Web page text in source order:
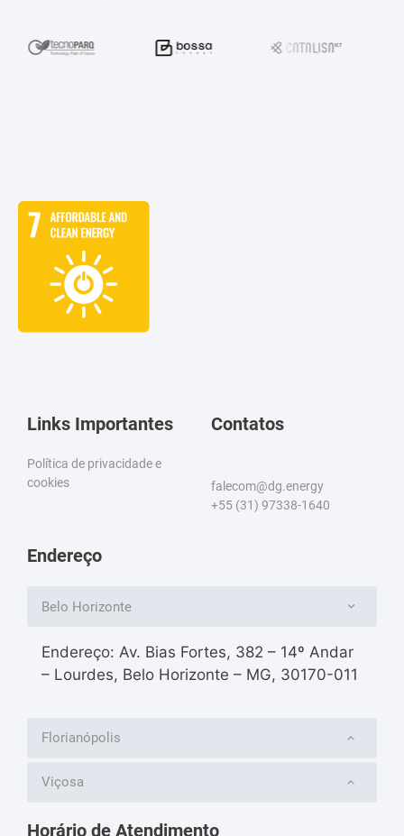
Links Importantes
Política de privacidade e
cookies
Contatos
falecom@dg.energy
+55 (31) 97338-1640
Endereço
Belo Horizonte
Endereço: Av. Bias Fortes, 382 – 14º Andar
– Lourdes, Belo Horizonte – MG, 30170-011
Florianópolis
Viçosa
Horário de Atendimento